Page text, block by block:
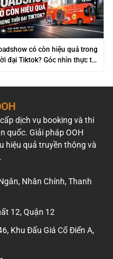
có còn hiệu quả trong
đại Tiktok? Góc nhìn thực tế
dịch vụ booking và thi
quốc. Giải pháp OOH
hiệu quả truyền thông và
Nhân Chính, Thanh
12, Quận 12
Khu Đấu Giá Cổ Điển A,